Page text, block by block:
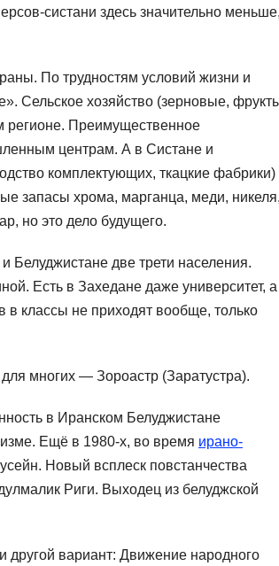
систани здесь значительно
По трудностям условий жизни и
Сельское хозяйство (зерновые,
регионе. Преимущественное
центрам. А в Систане и
комплектующих, ткацкие фабрики)
запасы хрома, марганца, меди,
но это дело будущего.
две трети населения.
Есть в Захедане даже университет,
в классы не приходят вообще, только
многих — Зороастр (Заратустра).
в Иранском Белуджистане
Ещё в 1980-х, во время ирано-
Новый всплеск повстанчества
Риги. Выходец из белуджской
вариант: Движение народного